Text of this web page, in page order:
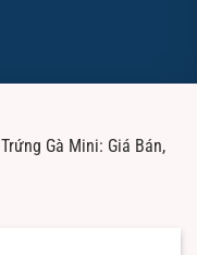
Gà Mini: Giá Bán,